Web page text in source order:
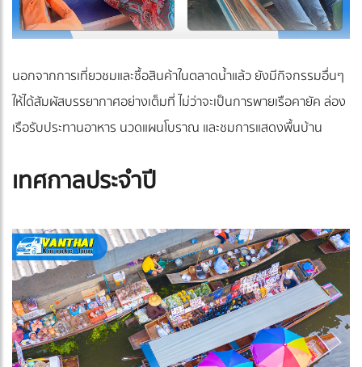
นอกจากการเที่ยวชมและซื้อสินค้าในตลาดน้ำแล้ว ยังมีกิจกรรมอื่นๆ
ให้ได้สัมผัสบรรยากาศอย่างเต็มที่ ไม่ว่าจะเป็นการพายเรือคายัค ล่อง
เรือรับประทานอาหาร นวดแผนโบราณ และชมการแสดงพื้นบ้าน
เทศกาลประจำปี